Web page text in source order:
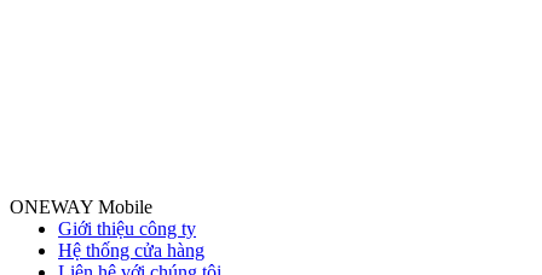
ONEWAY Mobile
Giới thiệu công ty
Hệ thống cửa hàng